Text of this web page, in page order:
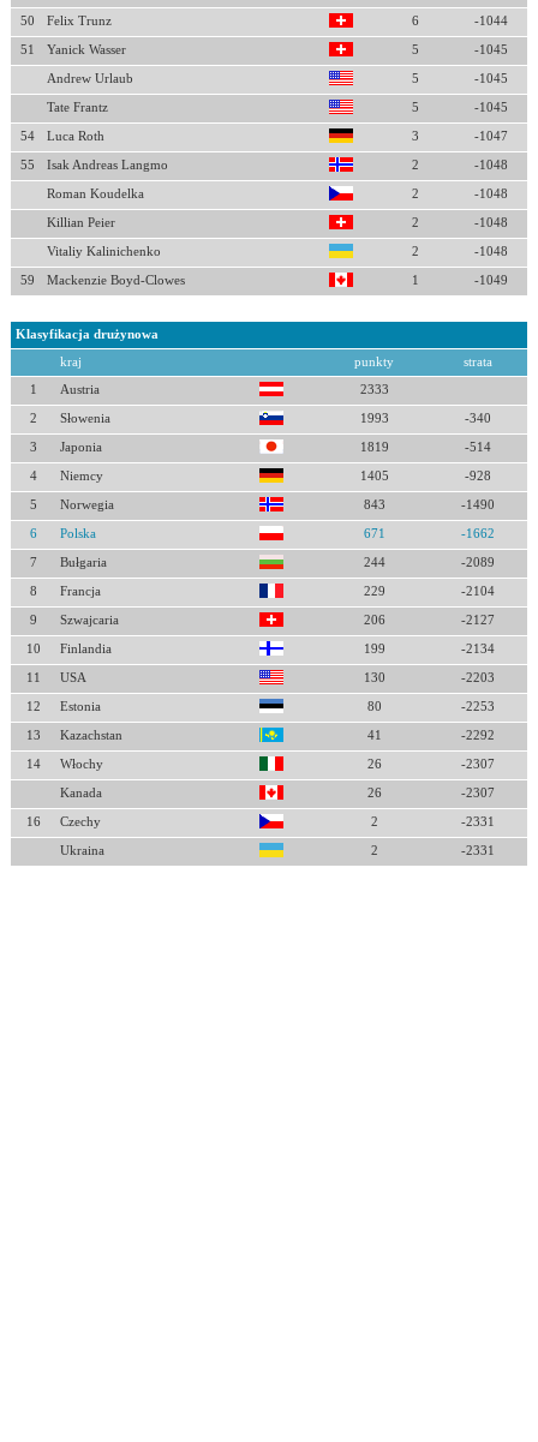
50 Felix Trunz 6 -1044
51 Yanick Wasser 5 -1045
Andrew Urlaub 5 -1045
Tate Frantz 5 -1045
54 Luca Roth 3 -1047
55 Isak Andreas Langmo 2 -1048
Roman Koudelka 2 -1048
Killian Peier 2 -1048
Vitaliy Kalinichenko 2 -1048
59 Mackenzie Boyd-Clowes 1 -1049
Klasyfikacja drużynowa
kraj punkty strata
1 Austria 2333
2 Słowenia 1993 -340
3 Japonia 1819 -514
4 Niemcy 1405 -928
5 Norwegia 843 -1490
6 Polska 671 -1662
7 Bułgaria 244 -2089
8 Francja 229 -2104
9 Szwajcaria 206 -2127
10 Finlandia 199 -2134
11 USA 130 -2203
12 Estonia 80 -2253
13 Kazachstan 41 -2292
14 Włochy 26 -2307
Kanada 26 -2307
16 Czechy 2 -2331
Ukraina 2 -2331